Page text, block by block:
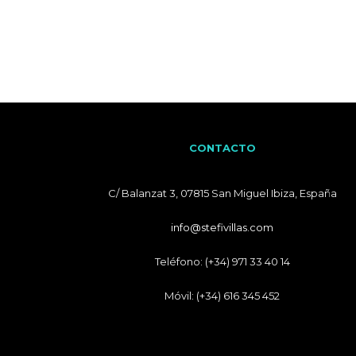
CONTACTO
C/ Balanzat 3, 07815 San Miguel Ibiza, España
info@stefivillas.com
Teléfono: (+34) 971 33 40 14
Móvil: (+34) 616 345 452